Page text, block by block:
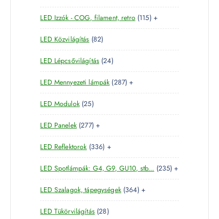
k
m
é
k
e
r
m
é
k
5
7
t
e
r
m
é
k
LED Izzók - COG, filament, retro 1151
1
t
r
é
+
LED Közvilágítás 828
2
t
e
r
m
k
LED Lépcsővilágítás 242
4
t
e
m
k
LED Mennyezeti lámpák 2872
8
t
r
é
k
+
LED Modulok 252
5
t
e
r
m
é
k
LED Panelek 2772
7
7
t
e
r
m
é
k
+
LED Reflektorok 3363
3
6
t
e
r
m
+
LED Spotlámpák: G4, G9, GU10, stb... 2352
3
t
+
LED Szalagok, tápegységek 3643
6
+
LED Tükörvilágítás 282